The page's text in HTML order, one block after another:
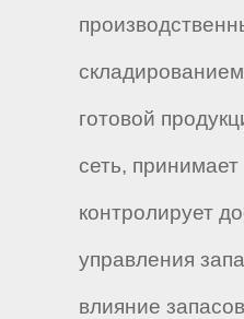
готовой
сеть,
контролирует
управления
влияние